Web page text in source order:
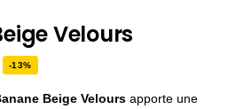
Velours
-13%
Beige Velours apporte une